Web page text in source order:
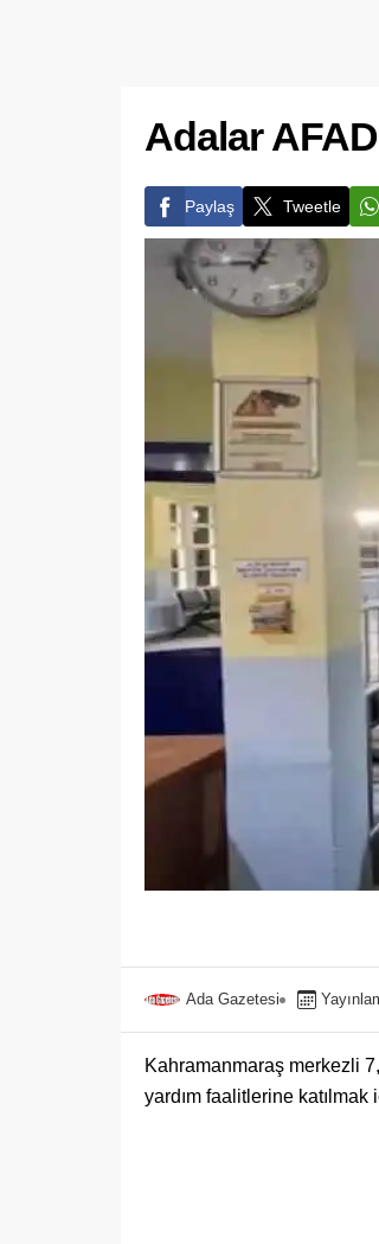
Adalar
Paylaş Tweetle
Ada Gazetesi
Kahramanmaraş merkezli
yardım faalitlerine